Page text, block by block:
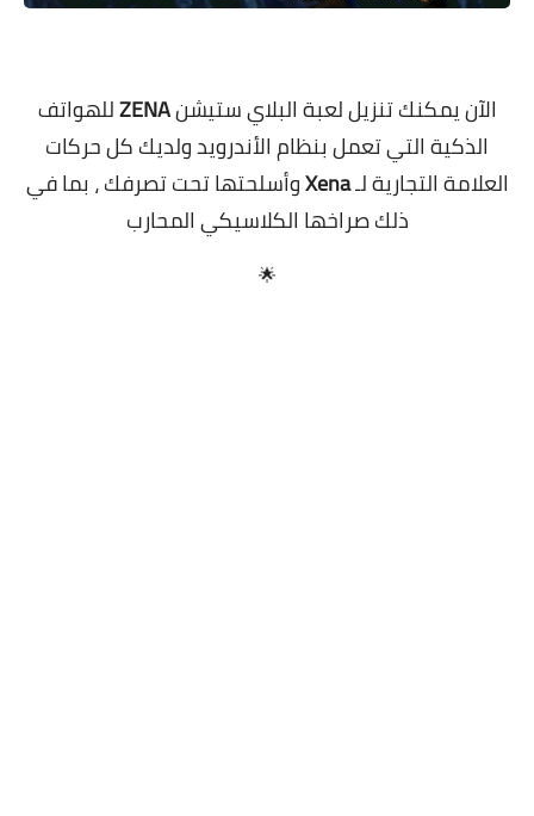
الآن يمكنك تنزيل لعبة البلاي ستيشنZENAللهواتف
الذكية التي تعمل بنظام الأندرويد ولديك كل حركات
العلامة التجارية لـXenaوأسلحتها تحت تصرفك ، بما في
ذلك صراخها الكلاسيكي المحارب
🌟